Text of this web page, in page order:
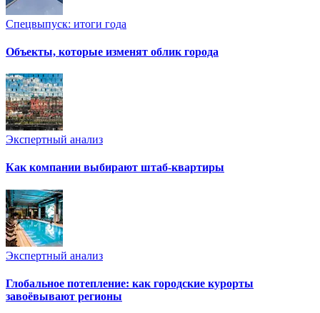
Спецвыпуск: итоги года
Объекты, которые изменят облик города
Экспертный анализ
Как компании выбирают штаб-квартиры
Экспертный анализ
Глобальное потепление: как городские курорты
завоёвывают регионы